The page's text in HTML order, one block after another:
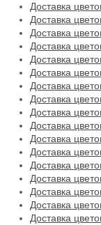
Доставка
Доставка
Доставка
Доставка
Доставка
Доставка
Доставка
Доставка
Доставка
Доставка
Доставка
Доставка
Доставка
Доставка
Доставка
Доставка
Доставка